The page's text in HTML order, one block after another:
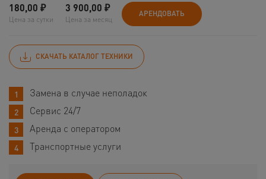
180,00 ₽
Цена за сутки
3 900,00 ₽
Цена за месяц
АРЕНДОВАТЬ
СКАЧАТЬ КАТАЛОГ ТЕХНИКИ
Замена в случае неполадок
Сервис 24/7
Аренда с оператором
Транспортные услуги